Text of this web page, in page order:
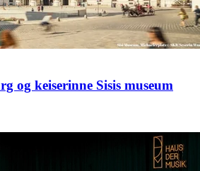
og keiserinne Sisis museum